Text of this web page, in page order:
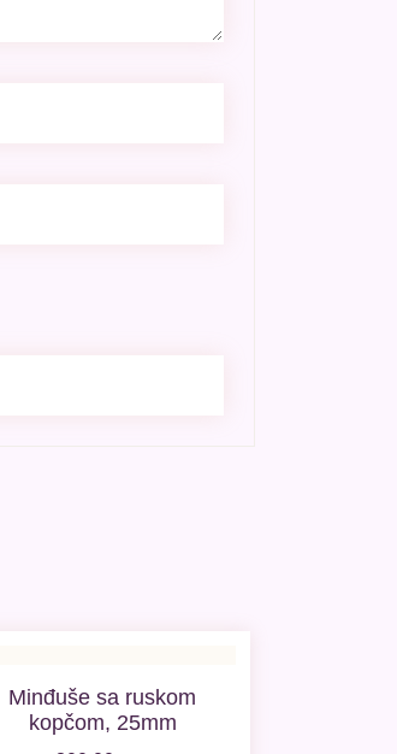
Minđuše sa ruskom
kopčom, 25mm